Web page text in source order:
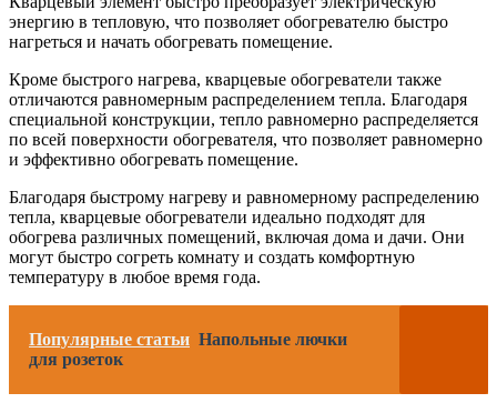
энергию в тепловую, что позволяет обогревателю быстро
нагреться и начать обогревать помещение.
Кроме быстрого нагрева, кварцевые обогреватели также
отличаются равномерным распределением тепла. Благодаря
специальной конструкции, тепло равномерно распределяется
по всей поверхности обогревателя, что позволяет равномерно
и эффективно обогревать помещение.
Благодаря быстрому нагреву и равномерному распределению
тепла, кварцевые обогреватели идеально подходят для
обогрева различных помещений, включая дома и дачи. Они
могут быстро согреть комнату и создать комфортную
температуру в любое время года.
Популярные статьи Напольные лючки
для розеток